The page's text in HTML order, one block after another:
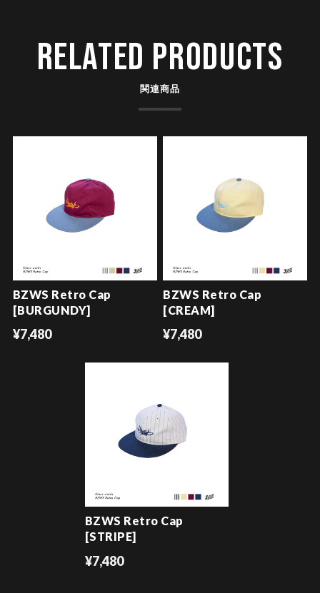
RELATED PRODUCTS
関連商品
BZWS Retro Cap
[BURGUNDY]
¥7,480
BZWS Retro Cap
[CREAM]
¥7,480
BZWS Retro Cap
[STRIPE]
¥7,480